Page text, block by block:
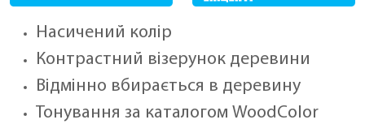
Насичений колір
Контрастний візерунок деревини
Відмінно вбирається в деревину
Тонування за каталогом WoodColor